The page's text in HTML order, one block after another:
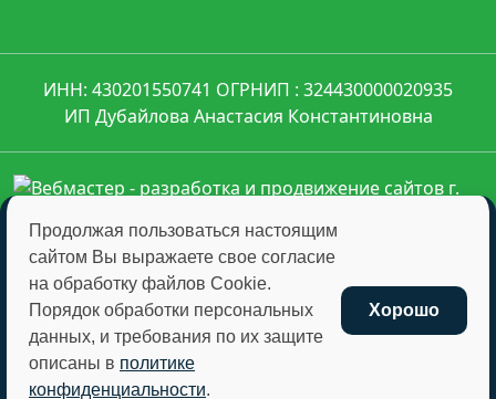
ИНН: 430201550741 ОГРНИП : 324430000020935
ИП Дубайлова Анастасия Константиновна
montagkomplekt@montagkomplekt.ru
+7 (8332) 45-27-29
Отправляя любую форму на сайте, вы соглашаетесь
Продолжая пользоваться настоящим
сайтом Вы выражаете свое согласие
на обработку файлов Cookie.
Порядок обработки персональных
данных, и требования по их защите
описаны в политике
конфиденциальности.
Хорошо